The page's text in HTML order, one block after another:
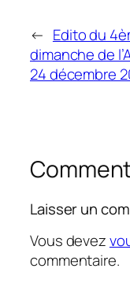
← Edito du
dimanche de
24 décembre
Laisser un
Vous devez
commentaire.